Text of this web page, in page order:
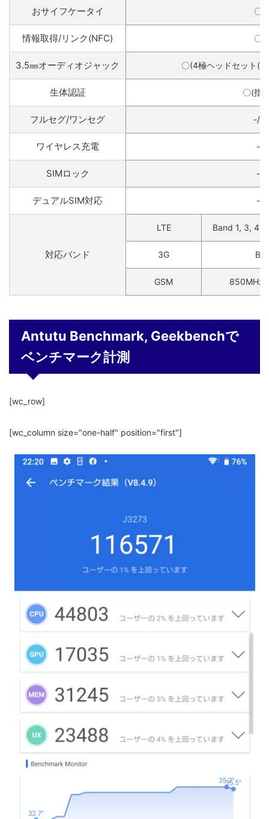
おサイフケータイ 〇
情報取得/リンク(NFC) 〇
3.5㎜オーディオジャック 〇(4極ヘッドセット
生体認証 〇(指
フルセグ/ワンセグ -/-
ワイヤレス充電 -
SIMロック -
デュアルSIM対応 -
対応バンド
LTE Band 1, 3, 4,
3G
GSM 850MHz/
Antutu Benchmark, Geekbenchで
ベンチマーク計測
[wc_row]
[wc_column size="one-half" position="first"]